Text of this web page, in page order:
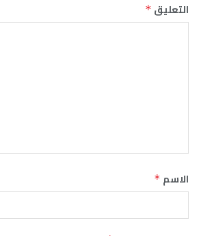
التعليق *
الاسم *